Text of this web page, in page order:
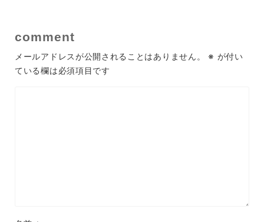
comment
メールアドレスが公開されることはありません。 ※ が付い
ている欄は必須項目です